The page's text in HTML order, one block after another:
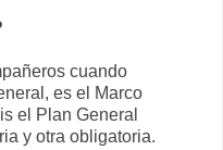
cuando
es el Marco
el Plan General
y otra obligatoria.